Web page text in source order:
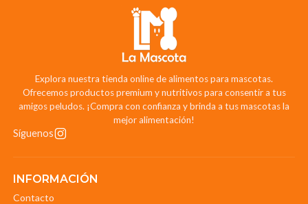
Explora nuestra tienda online de alimentos para mascotas.
Ofrecemos productos premium y nutritivos para consentir a tus
amigos peludos. ¡Compra con confianza y brinda a tus mascotas la
mejor alimentación!
Síguenos
INFORMACIÓN
Contacto